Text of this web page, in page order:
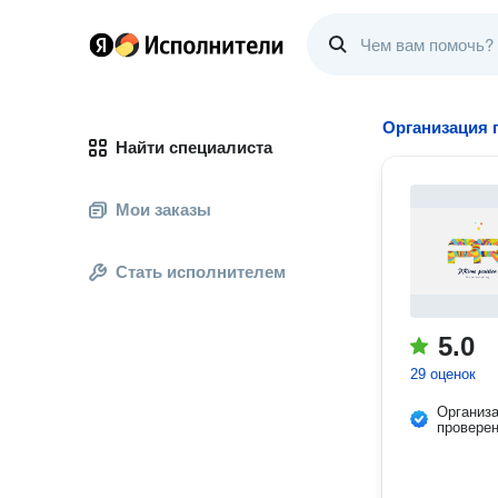
Найти специалиста
Мои заказы
Стать исполнителем
Организация
5.0
29 оценок